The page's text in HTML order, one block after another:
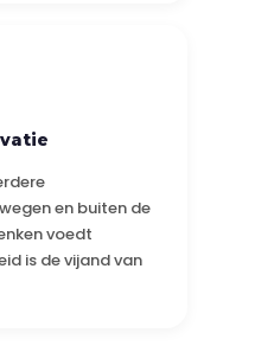
en buiten de
voedt
is de vijand van